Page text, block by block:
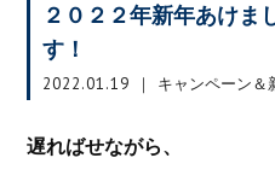
２０２２年新年あけま
す！
2022.01.19 キャンペーン＆
遅ればせながら、